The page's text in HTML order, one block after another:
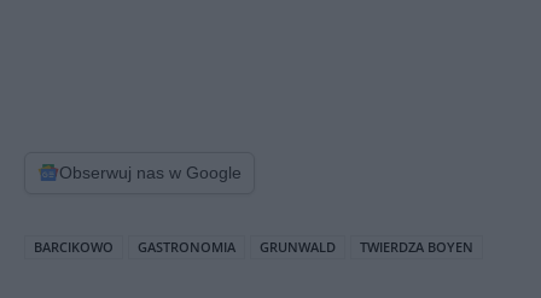
Obserwuj nas w Google
BARCIKOWO GASTRONOMIA GRUNWALD TWIERDZA BOYEN